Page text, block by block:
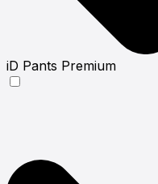
iD Pants Premium